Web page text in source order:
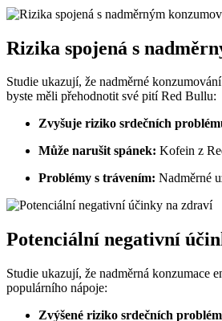
Rizika spojená s
Studie ukazují, že nadměrné
byste měli přehodnotit své pití Red Bullu:
Zvyšuje riziko srdečních
Může narušit spánek: Kofein z
Problémy s trávením: Nadměrné
Potenciální negativní
Studie ukazují, že nadměrná konzumace
populárního nápoje:
Zvýšené riziko srdečních